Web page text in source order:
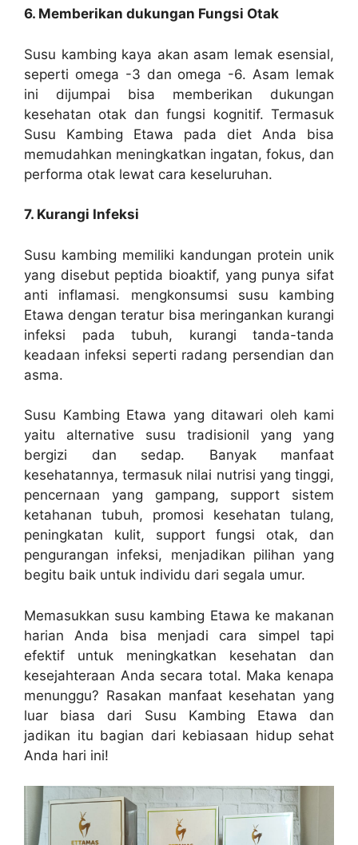
6. Memberikan dukungan Fungsi Otak
Susu kambing kaya akan asam lemak esensial,
seperti omega -3 dan omega -6. Asam lemak
ini dijumpai bisa memberikan dukungan
kesehatan otak dan fungsi kognitif. Termasuk
Susu Kambing Etawa pada diet Anda bisa
memudahkan meningkatkan ingatan, fokus, dan
performa otak lewat cara keseluruhan.
7. Kurangi Infeksi
Susu kambing memiliki kandungan protein unik
yang disebut peptida bioaktif, yang punya sifat
anti inflamasi. mengkonsumsi susu kambing
Etawa dengan teratur bisa meringankan kurangi
infeksi pada tubuh, kurangi tanda-tanda
keadaan infeksi seperti radang persendian dan
asma.
Susu Kambing Etawa yang ditawari oleh kami
yaitu alternative susu tradisionil yang yang
bergizi dan sedap. Banyak manfaat
kesehatannya, termasuk nilai nutrisi yang tinggi,
pencernaan yang gampang, support sistem
ketahanan tubuh, promosi kesehatan tulang,
peningkatan kulit, support fungsi otak, dan
pengurangan infeksi, menjadikan pilihan yang
begitu baik untuk individu dari segala umur.
Memasukkan susu kambing Etawa ke makanan
harian Anda bisa menjadi cara simpel tapi
efektif untuk meningkatkan kesehatan dan
kesejahteraan Anda secara total. Maka kenapa
menunggu? Rasakan manfaat kesehatan yang
luar biasa dari Susu Kambing Etawa dan
jadikan itu bagian dari kebiasaan hidup sehat
Anda hari ini!